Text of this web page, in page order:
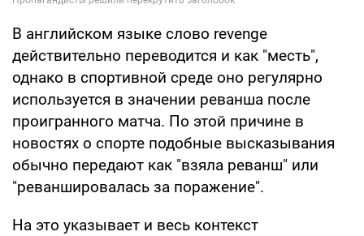
В английском языке слово revenge
действительно переводится и как "месть",
однако в спортивной среде оно регулярно
используется в значении реванша после
проигранного матча. По этой причине в
новостях о спорте подобные высказывания
обычно передают как "взяла реванш" или
"реваншировалась за поражение".
На это указывает и весь контекст